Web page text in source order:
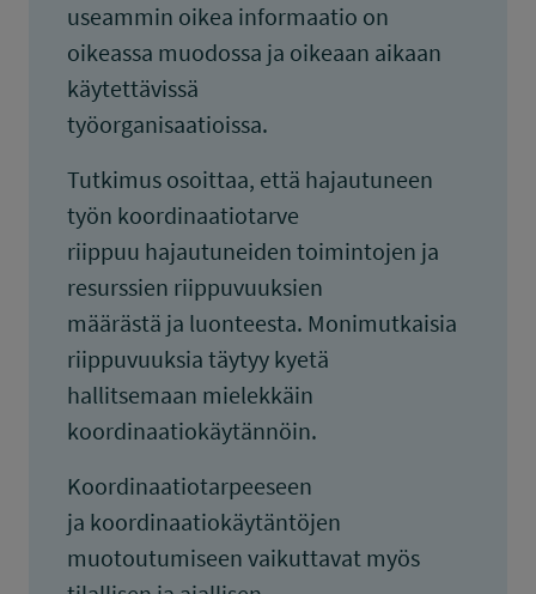
useammin oikea informaatio on
oikeassa muodossa ja oikeaan aikaan
käytettävissä
työorganisaatioissa.
Tutkimus osoittaa, että hajautuneen
työn koordinaatiotarve
riippuu hajautuneiden toimintojen ja
resurssien riippuvuuksien
määrästä ja luonteesta. Monimutkaisia
riippuvuuksia täytyy kyetä
hallitsemaan mielekkäin
koordinaatiokäytännöin.
Koordinaatiotarpeeseen
ja koordinaatiokäytäntöjen
muotoutumiseen vaikuttavat myös